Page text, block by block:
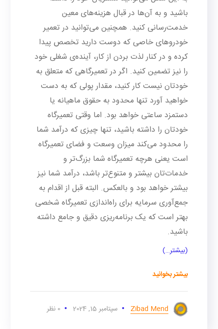
باشید و به آن‌ها در قبال هزینه‌های معین
خدمت‌رسانی کنید. همچنین می‌توانید در تعمیر
خودروهای خاصی که دوست دارید تخصص پیدا
کرده و در کنار لذت بردن از کار، آینده‌ی شغلی خود
را نیز تضمین کنید. اگر در تعمیرگاهی که متعلق به
خودتان نیست کار کنید، مقدار پولی که به دست
خواهید آورد تنها محدود به حقوق ماهیانه یا
دستمزد ساعتی خواهد بود. اما وقتی تعمیرگاه
خودتان را داشته باشید، تنها چیزی که درآمد شما
را محدود می‌کند میزان وسعت و فضای تعمیرگاه
است یعنی هرچه تعمیرگاه شما بزرگ‌تر و
خدمات‌تان بیشتر و متنوع‌تر باشد، درآمد شما نیز
بیشتر خواهد بود و بالعکس. البته قبل از اقدام به
جمع‌آوری سرمایه برای راه‌اندازی تعمیرگاه شخصی
بهتر است که یک برنامه‌ریزی دقیق و جامع داشته
باشید.
(بیشتر…)
بیشتر بخوانید
Zibad Mend سپتامبر 15, 2024 0 نظر